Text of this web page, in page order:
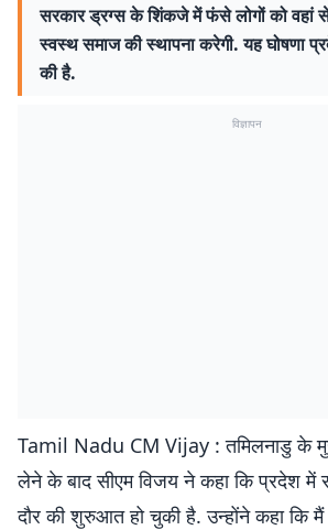
सरकार ड्रग्स के शिंकजे में फंसे लोगों को वहां
स्वस्थ समाज की स्थापना करेगी. यह घोषणा
की है.
विज्ञापन
Tamil Nadu CM Vijay : तमिलनाडु के
लेने के बाद सीएम विजय ने कहा कि प्रदेश में
दौर की शुरुआत हो चुकी है. उन्होंने कहा